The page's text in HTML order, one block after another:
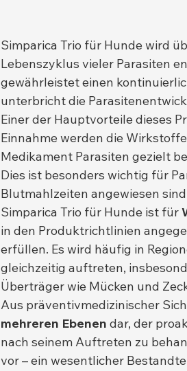
Simparica Trio für Hunde wird
Lebenszyklus vieler Parasiten
gewährleistet einen
unterbricht die
Einer der Hauptvorteile dieses
Einnahme werden die
Medikament Parasiten gezielt
Dies ist besonders wichtig für
Blutmahlzeiten angewiesen
Simparica Trio für Hunde ist für
in den Produktrichtlinien
erfüllen. Es wird häufig in
gleichzeitig auftreten,
Überträger wie Mücken und
Aus präventivmedizinischer
mehreren Ebenen dar, der
nach seinem Auftreten zu
vor – ein wesentlicher